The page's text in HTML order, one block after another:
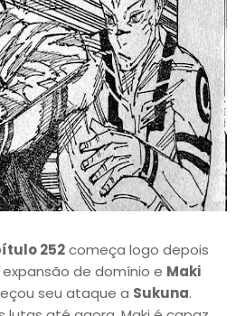
252começa logo depois
de domínio e Maki
seu ataque a Sukuna.